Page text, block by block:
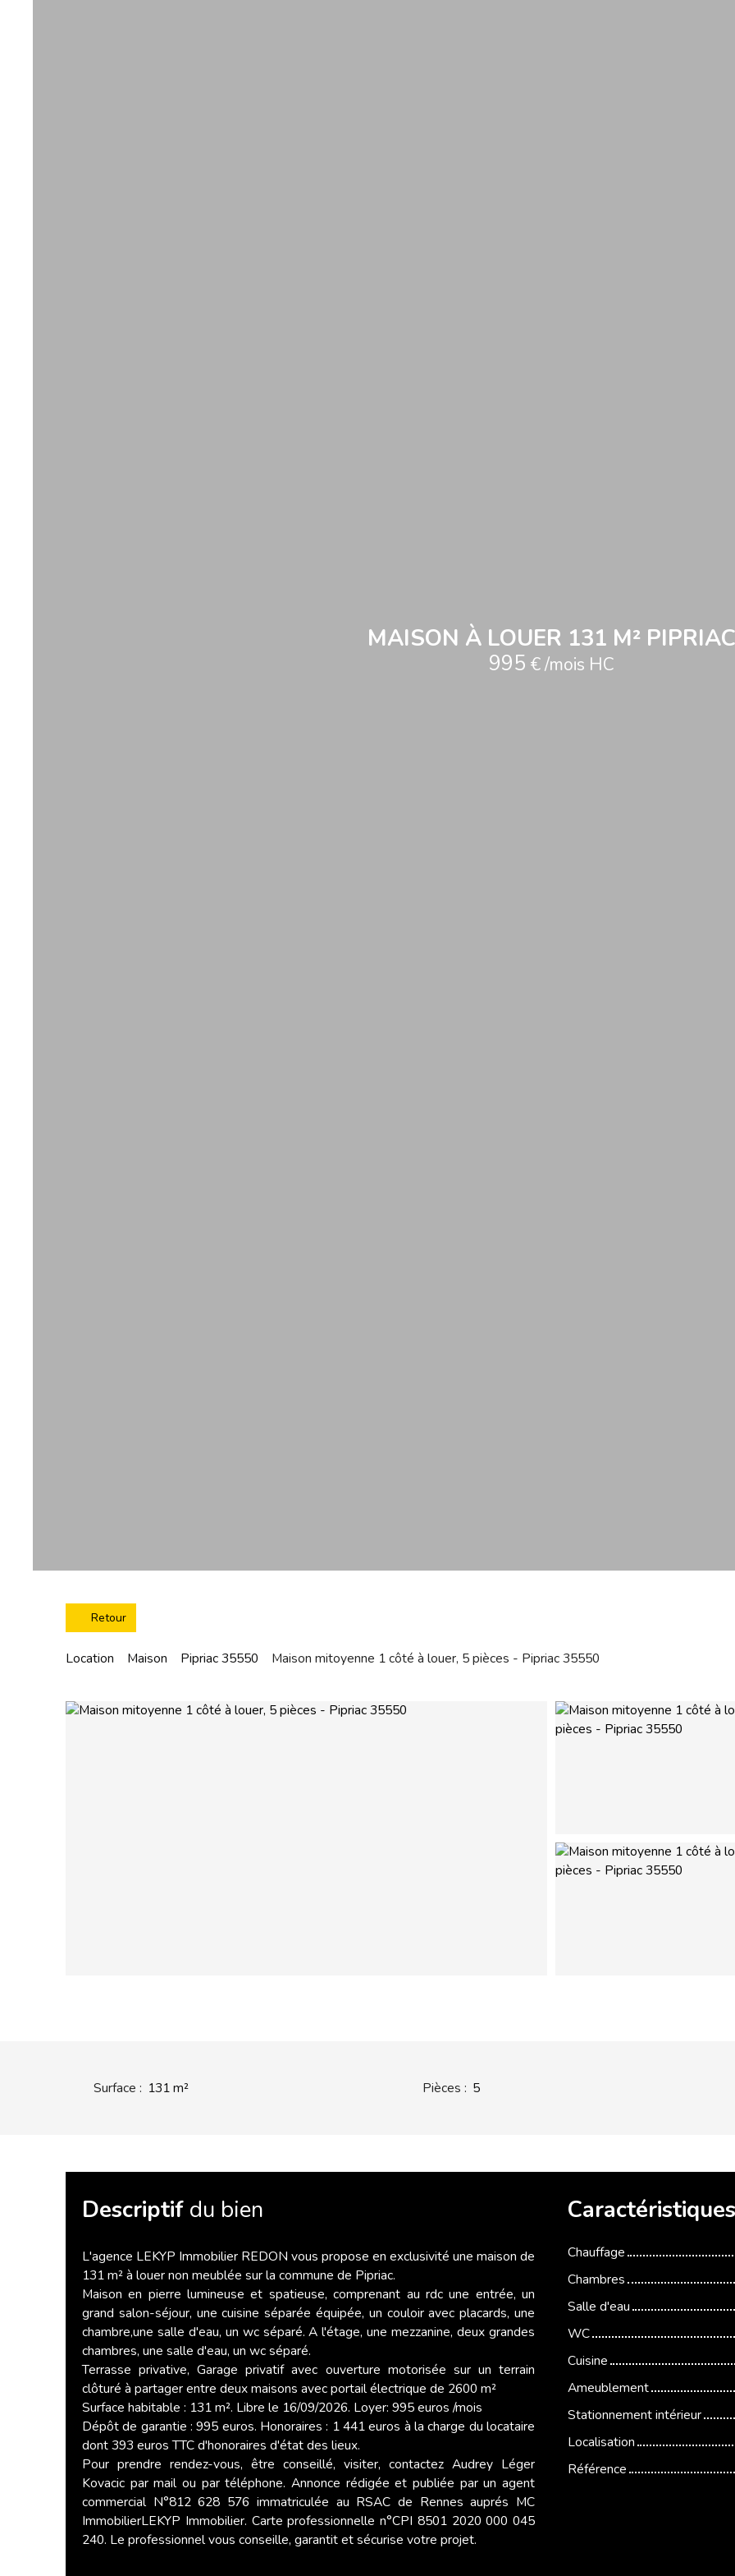
MAISON À LOUER 131 M² PIPRIAC
995 € /mois HC
Retour
Location Maison Pipriac 35550 Maison mitoyenne 1 côté à louer, 5 pièces - Pipriac 35550
Surface : 131m² Pièces : 5
Descriptif du bien
L'agence LEKYP Immobilier REDON vous propose en exclusivité une maison de
131 m² à louer non meublée sur la commune de Pipriac.
Maison en pierre lumineuse et spatieuse, comprenant au rdc une entrée, un
grand salon-séjour, une cuisine séparée équipée, un couloir avec placards, une
chambre,une salle d'eau, un wc séparé. A l'étage, une mezzanine, deux grandes
chambres, une salle d'eau, un wc séparé.
Terrasse privative, Garage privatif avec ouverture motorisée sur un terrain
clôturé à partager entre deux maisons avec portail électrique de 2600 m²
Surface habitable : 131 m². Libre le 16/09/2026. Loyer: 995 euros /mois
Dépôt de garantie : 995 euros. Honoraires : 1 441 euros à la charge du locataire
dont 393 euros TTC d'honoraires d'état des lieux.
Pour prendre rendez-vous, être conseillé, visiter, contactez Audrey Léger
Kovacic par mail ou par téléphone. Annonce rédigée et publiée par un agent
commercial N°812 628 576 immatriculée au RSAC de Rennes auprés MC
ImmobilierLEKYP Immobilier. Carte professionnelle n°CPI 8501 2020 000 045
240. Le professionnel vous conseille, garantit et sécurise votre projet.
Chauffage
Chambres
Salle d'eau
WC
Cuisine
Ameublement
Stationnement intérieur
Localisation
Référence